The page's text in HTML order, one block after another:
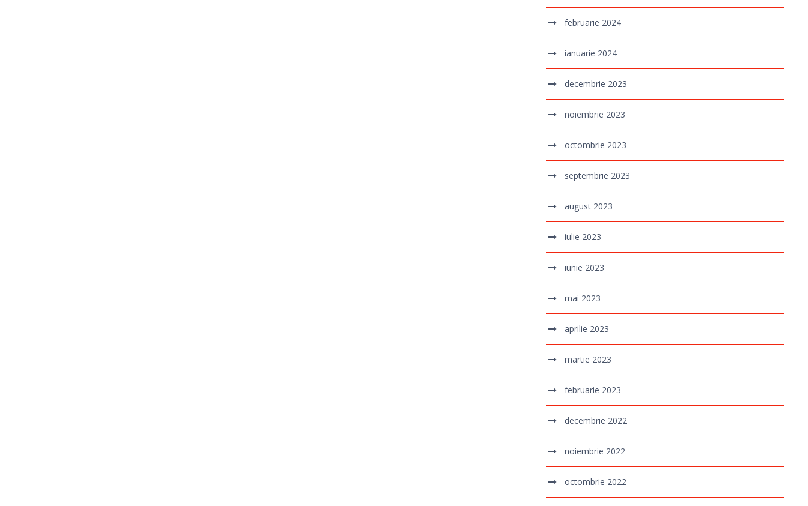
februarie 2024
ianuarie 2024
decembrie 2023
noiembrie 2023
octombrie 2023
septembrie 2023
august 2023
iulie 2023
iunie 2023
mai 2023
aprilie 2023
martie 2023
februarie 2023
decembrie 2022
noiembrie 2022
octombrie 2022